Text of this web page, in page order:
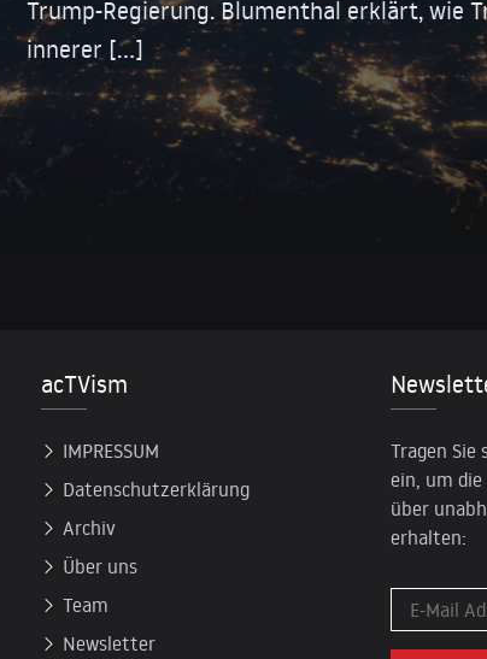
Trump-Regierung. Blumenthal erklärt, wie
innerer […]
acTVism
IMPRESSUM
Datenschutzerklärung
Archiv
Über uns
Team
Newsletter
Tragen Sie
ein, um
über
erhalten: